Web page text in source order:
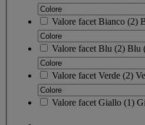
Valore facet Bianco (2)
Valore facet Blu (2) Blu
Valore facet Verde (2)
Valore facet Giallo (1)